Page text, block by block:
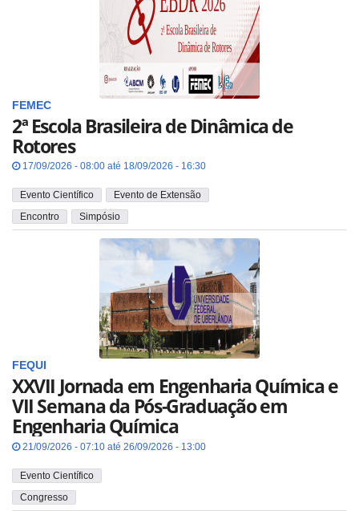
FEMEC
2ª Escola Brasileira de Dinâmica de
Rotores
17/09/2026 - 08:00 até 18/09/2026 - 16:30
Evento Científico
Evento de Extensão
Encontro
Simpósio
FEQUI
XXVII Jornada em Engenharia Química e
VII Semana da Pós-Graduação em
Engenharia Química
21/09/2026 - 07:10 até 26/09/2026 - 13:00
Evento Científico
Congresso